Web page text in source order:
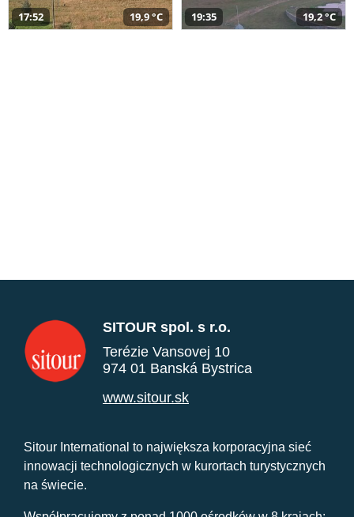
17:52 19,9 °C 19:35 19,2 °C
SITOUR spol. s r.o.
Terézie Vansovej 10
974 01 Banská Bystrica
www.sitour.sk
Sitour International to największa korporacyjna sieć
innowacji technologicznych w kurortach turystycznych
na świecie.